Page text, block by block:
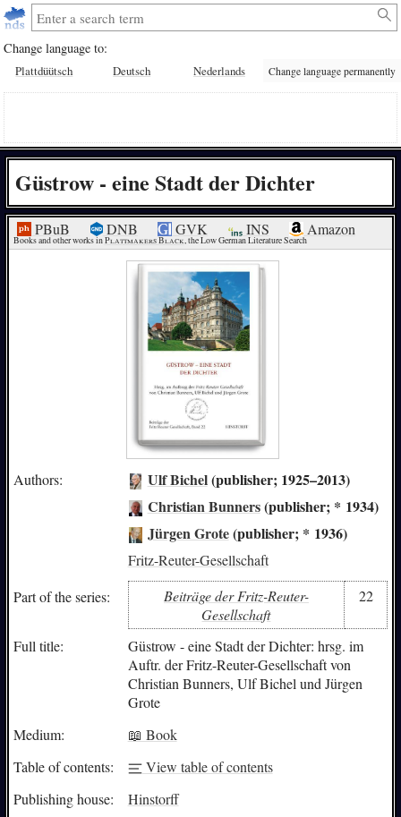
Change language to:
Plattdüütsch Deutsch Nederlands Change language permanently
Güstrow - eine Stadt der Dichter
PBuB DNB GVK INS Amazon
Books and other works in Plattmakers Black, the Low German Literature Search
Authors: Ulf Bichel(publisher; 1925–2013)
Christian Bunners(publisher; * 1934)
Jürgen Grote(publisher; * 1936)
Fritz-Reuter-Gesellschaft
Part of the series:
Beiträge der Fritz-Reuter-
Gesellschaft
22
Full title:
Güstrow - eine Stadt der Dichter: hrsg. im
Auftr. der Fritz-Reuter-Gesellschaft von
Christian Bunners, Ulf Bichel und Jürgen
Grote
Medium:
📖 Book
Table of contents:
View table of contents
Publishing house:
Hinstorff